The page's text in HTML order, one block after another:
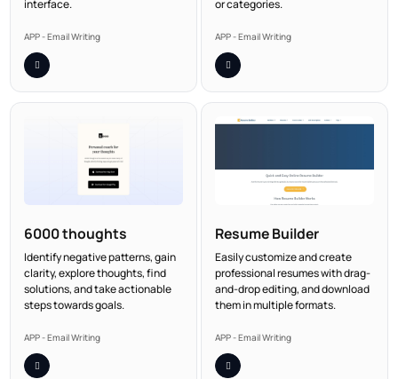
interface.
APP - Email Writing
or categories.
APP - Email Writing
6000 thoughts
Identify negative patterns, gain
clarity, explore thoughts, find
solutions, and take actionable
steps towards goals.
APP - Email Writing
Resume Builder
Easily customize and create
professional resumes with drag-
and-drop editing, and download
them in multiple formats.
APP - Email Writing